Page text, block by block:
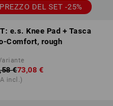
PREZZO DEL SET -25%
e.s. Knee Pad + Tasca
Comfort, rough
€73,08 €
incl.)